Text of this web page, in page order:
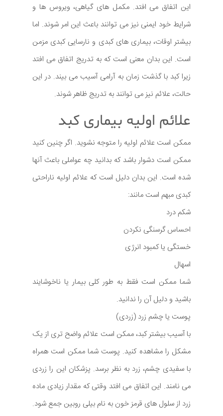
این اتفاق می افتد. مکمل های گیاهی، ویروس ها و
شرایط خود ایمنی نیز می توانند باعث این امر شوند. اما
بیشتر اوقات، بیماری های کبدی و نارسایی کبدی مزمن
است. این بدان معنی است که به تدریج اتفاق می افتد
زیرا کبد با گذشت زمان به آرامی آسیب می بیند. در این
حالت، علائم نیز می توانند به تدریج ظاهر شوند.
علائم اولیه بیماری کبد
ممکن است علائم اولیه را متوجه نشوید. اگر چنین کنید
ممکن است دشوار باشد که بدانید چه عواملی باعث آنها
شده است. این بدان دلیل است که علائم اولیه ناراحتی
کبدی مبهم است مانند:
شکم درد
احساس گرسنگی نکردن
خستگی یا کمبود انرژی
اسهال
شما ممکن است فقط به طور کلی بیمار یا ناخوشایند
باشید و دلیل آن را ندانید.
پوست یا چشم زرد (زردی)
با آسیب بیشتر کبد، ممکن است علائم واضح تری از یک
مشکل را مشاهده کنید. پوست شما ممکن است همراه
با سفیدی چشم، زرد به نظر برسد. پزشکان این را زردی
می نامند. این اتفاق می افتد وقتی که مقدار زیادی ماده
زرد از سلول های قرمز خون به نام بیلی روبین جمع شود.